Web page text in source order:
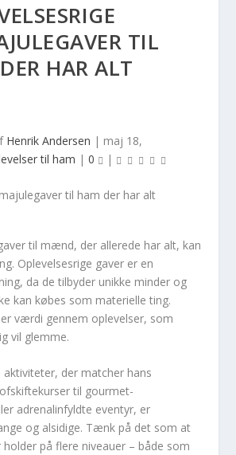
TIL
HAR ALT
Henrik Andersen | maj 18,
til ham |0 |
til mænd, der allerede har alt, kan
Oplevelsesrige gaver er en
da de tilbyder unikke minder og
kan købes som materielle ting.
værdi gennem oplevelser, som
vil glemme.
der matcher hans
til gourmet-
adrenalinfyldte eventyr, er
og alsidige. Tænk på det som at
holder på flere niveauer – både som